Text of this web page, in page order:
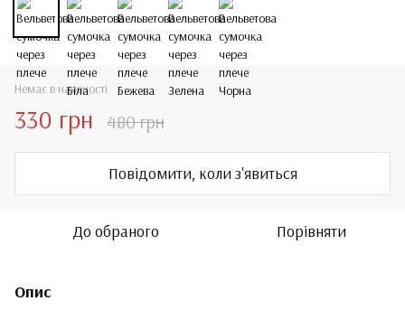
Немає в наявності
330 грн 480 грн
Повідомити, коли з'явиться
До обраного Порівняти
Опис